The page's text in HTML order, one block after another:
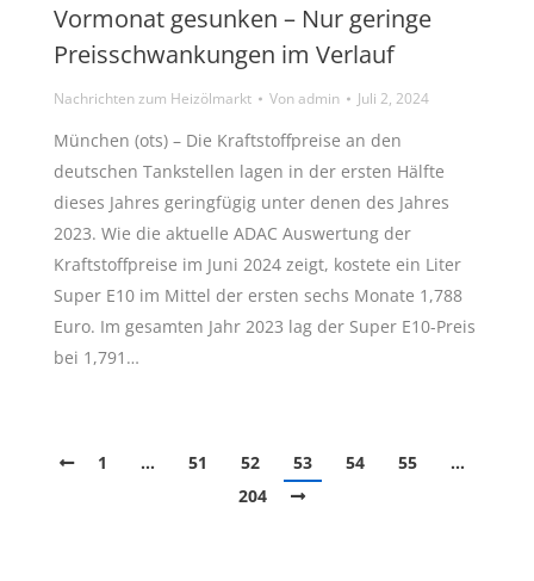
Vormonat gesunken – Nur geringe
Preisschwankungen im Verlauf
Nachrichten zum Heizölmarkt Vonadmin Juli 2, 2024
München (ots) – Die Kraftstoffpreise an den
deutschen Tankstellen lagen in der ersten Hälfte
dieses Jahres geringfügig unter denen des Jahres
2023. Wie die aktuelle ADAC Auswertung der
Kraftstoffpreise im Juni 2024 zeigt, kostete ein Liter
Super E10 im Mittel der ersten sechs Monate 1,788
Euro. Im gesamten Jahr 2023 lag der Super E10-Preis
bei 1,791…
1 … 51 52 53 54 55
…
204